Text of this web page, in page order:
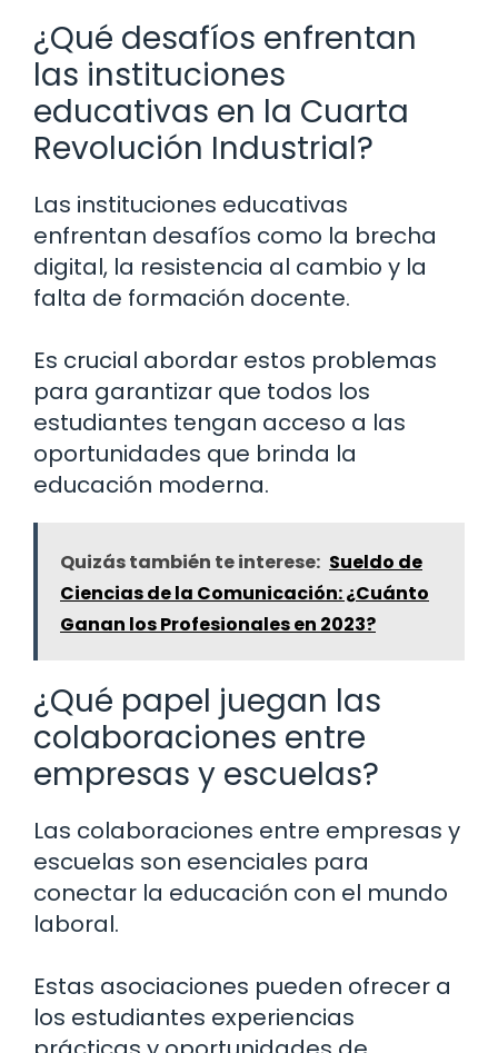
¿Qué desafíos enfrentan
las instituciones
educativas en la Cuarta
Revolución Industrial?
Las instituciones educativas
enfrentan desafíos como la brecha
digital, la resistencia al cambio y la
falta de formación docente.
Es crucial abordar estos problemas
para garantizar que todos los
estudiantes tengan acceso a las
oportunidades que brinda la
educación moderna.
Quizás también te interese: Sueldo de
Ciencias de la Comunicación: ¿Cuánto
Ganan los Profesionales en 2023?
¿Qué papel juegan las
colaboraciones entre
empresas y escuelas?
Las colaboraciones entre empresas y
escuelas son esenciales para
conectar la educación con el mundo
laboral.
Estas asociaciones pueden ofrecer a
los estudiantes experiencias